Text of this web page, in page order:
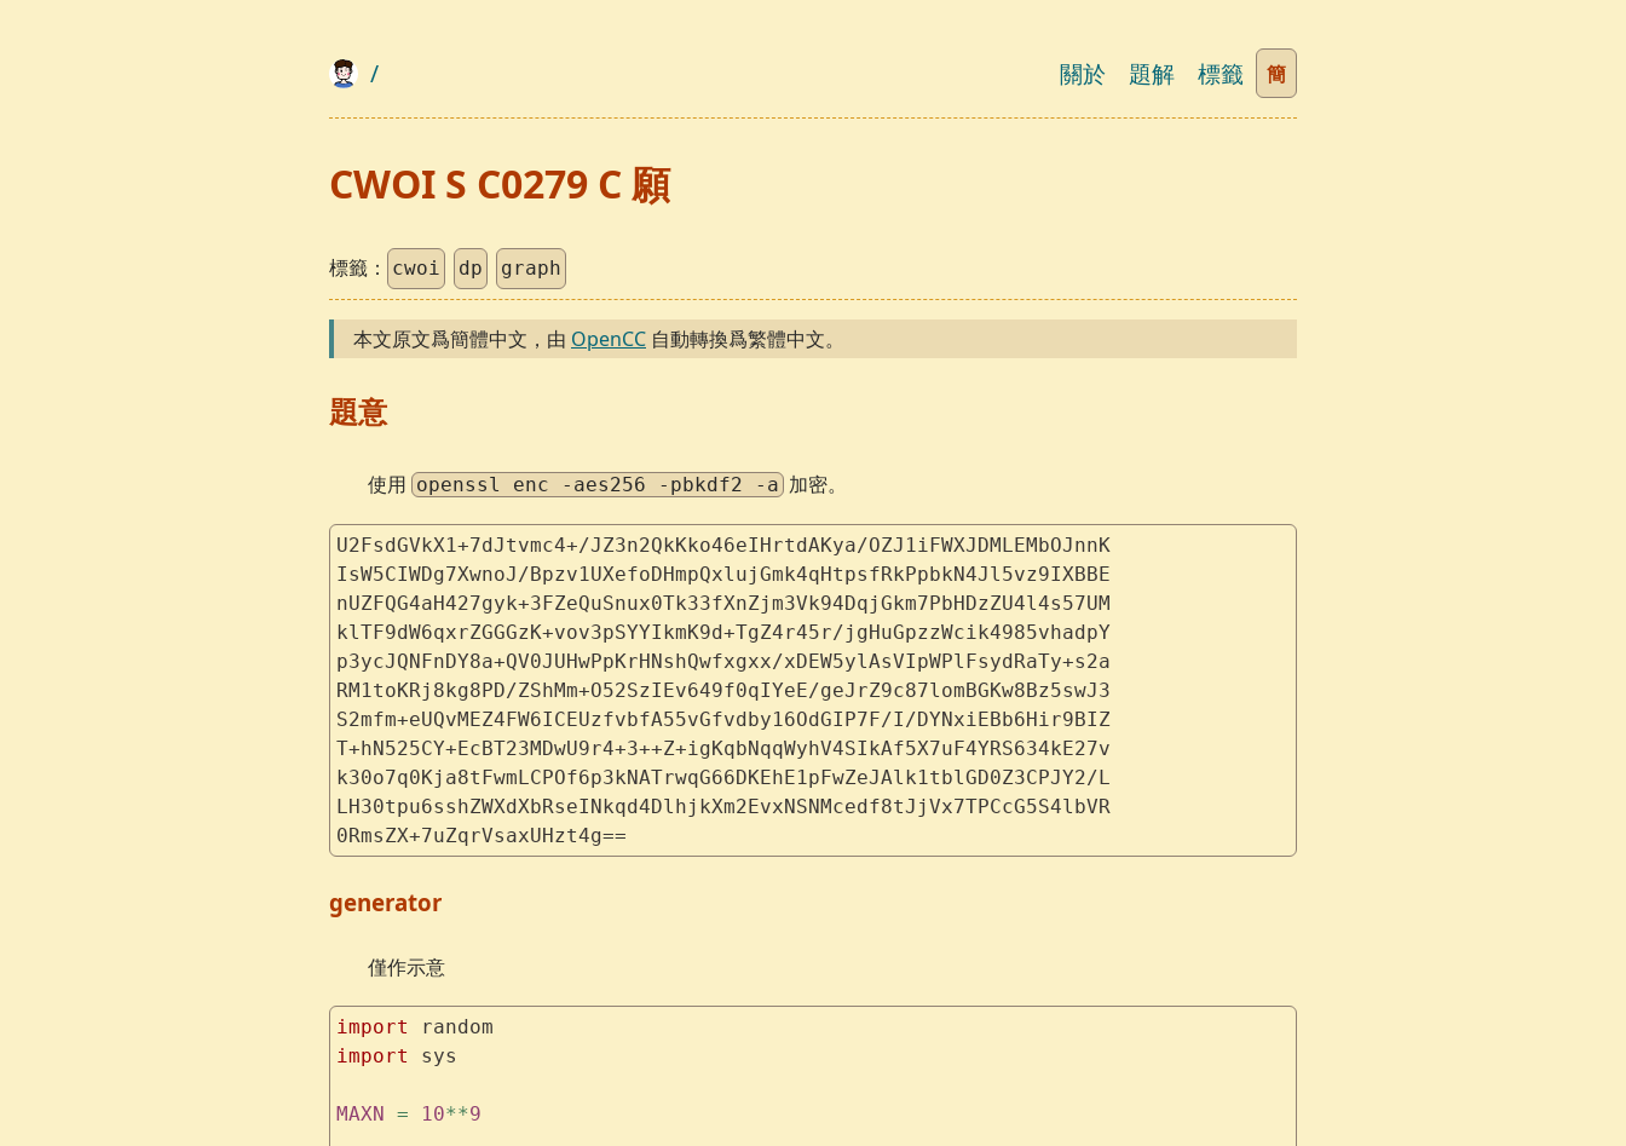
/ 關於 題解 標籤 簡
CWOI S C0279 C 願
標籤： cwoi dp graph
本文原文爲簡體中文，由 OpenCC 自動轉換爲繁體中文。
題意
使用 openssl enc -aes256 -pbkdf2 -a 加密。
U2FsdGVkX1+7dJtvmc4+/JZ3n2QkKko46eIHrtdAKya/OZJ1iFWXJDMLEMbOJnnK
IsW5CIWDg7XwnoJ/Bpzv1UXefoDHmpQxlujGmk4qHtpsfRkPpbkN4Jl5vz9IXBBE
nUZFQG4aH427gyk+3FZeQuSnux0Tk33fXnZjm3Vk94DqjGkm7PbHDzZU4l4s57UM
klTF9dW6qxrZGGGzK+vov3pSYYIkmK9d+TgZ4r45r/jgHuGpzzWcik4985vhadpY
p3ycJQNFnDY8a+QV0JUHwPpKrHNshQwfxgxx/xDEW5ylAsVIpWPlFsydRaTy+s2a
RM1toKRj8kg8PD/ZShMm+O52SzIEv649f0qIYeE/geJrZ9c87lomBGKw8Bz5swJ3
S2mfm+eUQvMEZ4FW6ICEUzfvbfA55vGfvdby16OdGIP7F/I/DYNxiEBb6Hir9BIZ
T+hN525CY+EcBT23MDwU9r4+3++Z+igKqbNqqWyhV4SIkAf5X7uF4YRS634kE27v
k30o7q0Kja8tFwmLCPOf6p3kNATrwqG66DKEhE1pFwZeJAlk1tblGD0Z3CPJY2/L
LH30tpu6sshZWXdXbRseINkqd4DlhjkXm2EvxNSNMcedf8tJjVx7TPCcG5S4lbVR
0RmsZX+7uZqrVsaxUHzt4g==
generator
僅作示意
import random
import sys
MAXN = 10**9